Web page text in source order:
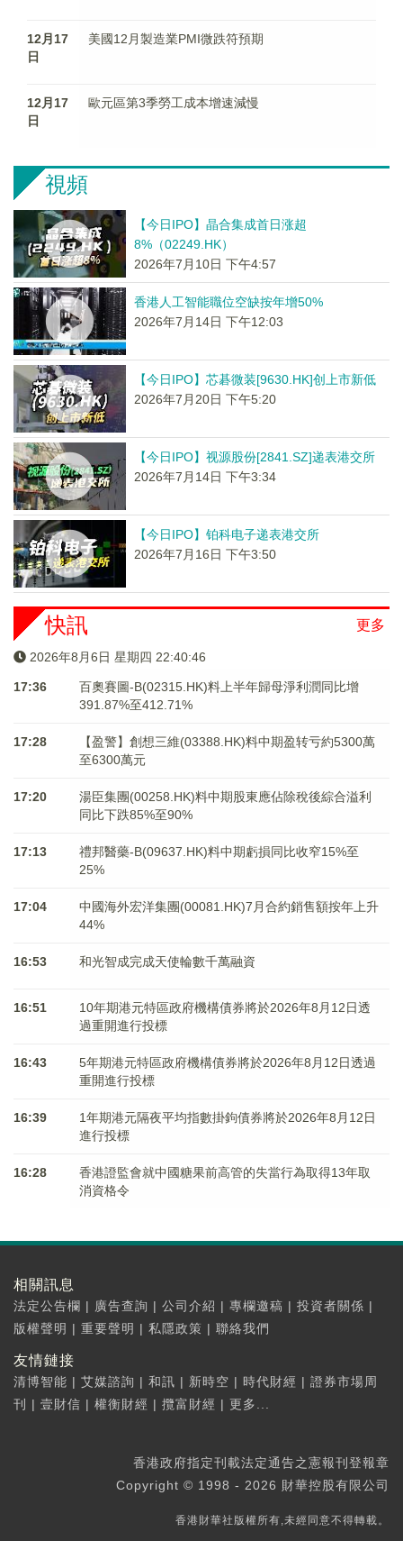
12月17
日
美國12月製造業PMI微跌符預期
12月17
日
歐元區第3季勞工成本增速減慢
視頻
【今日IPO】晶合集成首日涨超
8%（02249.HK）
2026年7月10日 下午4:57
香港人工智能職位空缺按年增50%
2026年7月14日 下午12:03
【今日IPO】芯碁微装[9630.HK]创上市新低
2026年7月20日 下午5:20
【今日IPO】视源股份[2841.SZ]递表港交所
2026年7月14日 下午3:34
【今日IPO】铂科电子递表港交所
2026年7月16日 下午3:50
更多
快訊
2026年8月6日 星期四 22:40:46
17:36
百奧賽圖-B(02315.HK)料上半年歸母淨利潤同比增
391.87%至412.71%
17:28
【盈警】創想三維(03388.HK)料中期盈转亏約5300萬
至6300萬元
17:20
湯臣集團(00258.HK)料中期股東應佔除稅後綜合溢利
同比下跌85%至90%
17:13
禮邦醫藥-B(09637.HK)料中期虧損同比收窄15%至
25%
17:04
中國海外宏洋集團(00081.HK)7月合約銷售額按年上升
44%
16:53 和光智成完成天使輪數千萬融資
16:51
10年期港元特區政府機構債券將於2026年8月12日透
過重開進行投標
16:43
5年期港元特區政府機構債券將於2026年8月12日透過
重開進行投標
16:39
1年期港元隔夜平均指數掛鉤債券將於2026年8月12日
進行投標
16:28
香港證監會就中國糖果前高管的失當行為取得13年取
消資格令
相關訊息
法定公告欄 | 廣告查詢 | 公司介紹 | 專欄邀稿 | 投資者關係 |
版權聲明 | 重要聲明 | 私隱政策 | 聯絡我們
友情鏈接
清博智能 | 艾媒諮詢 | 和訊 | 新時空 | 時代財經 | 證券市場周
刊
| 壹財信 | 權衡財經 | 攬富財經 | 更多...
香港政府指定刊載法定通告之憲報刊登報章
Copyright © 1998 - 2026 財華控股有限公司
香港財華社版權所有,未經同意不得轉載。